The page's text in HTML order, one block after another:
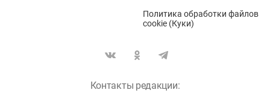
Политика обработки файлов
cookie (Куки)
Контакты редакции: